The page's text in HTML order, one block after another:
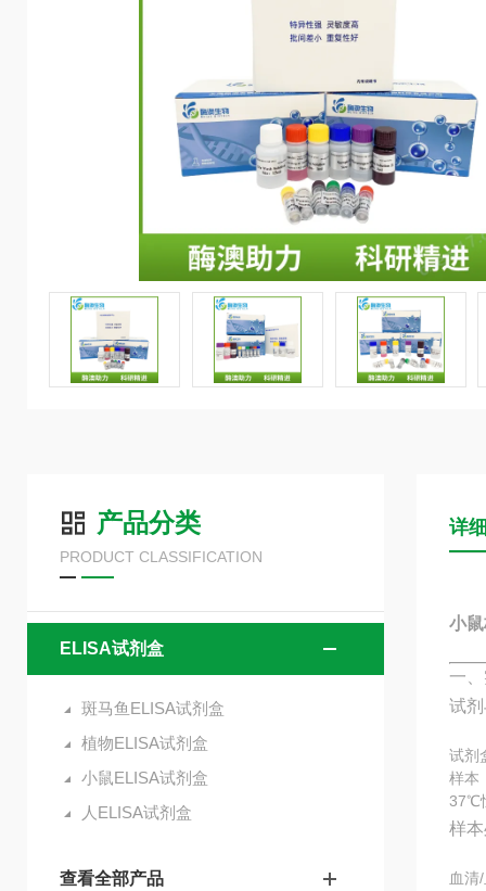
产品分类
PRODUCT CLASSIFICATION
ELISA试剂盒
斑马鱼ELISA试剂盒
植物ELISA试剂盒
小鼠ELISA试剂盒
人ELISA试剂盒
查看全部产品
详
小
一
试
试剂
样本
37℃
样
血清